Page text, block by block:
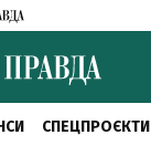
СПЕЦПРОЄКТИ